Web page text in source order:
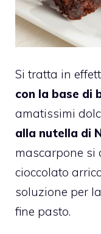
Si tratta in
con la base di
amatissimi
alla nutella di
mascarpone si
cioccolato
soluzione per
fine pasto.